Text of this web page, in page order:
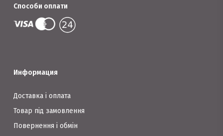
Способи оплати
Информация
Доставка і оплата
Товар під замовлення
Повернення і обмін